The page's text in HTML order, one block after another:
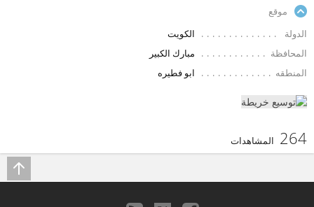
موقع
الدولة
الكويت
المحافظة
مبارك الكبير
المنطقه
ابو فطيره
264 المشاهدات